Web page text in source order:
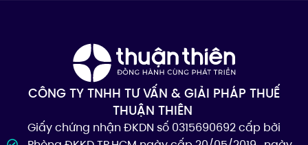
CÔNG TY TNHH TƯ VẤN & GIẢI PHÁP THUẾ
THUẬN THIÊN
Giấy chứng nhận ĐKDN số 0315690692 cấp bởi